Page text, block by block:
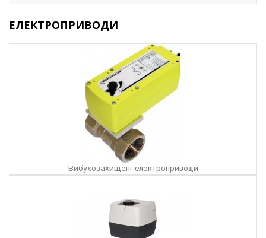
ЕЛЕКТРОПРИВОДИ
Вибухозахищені електроприводи